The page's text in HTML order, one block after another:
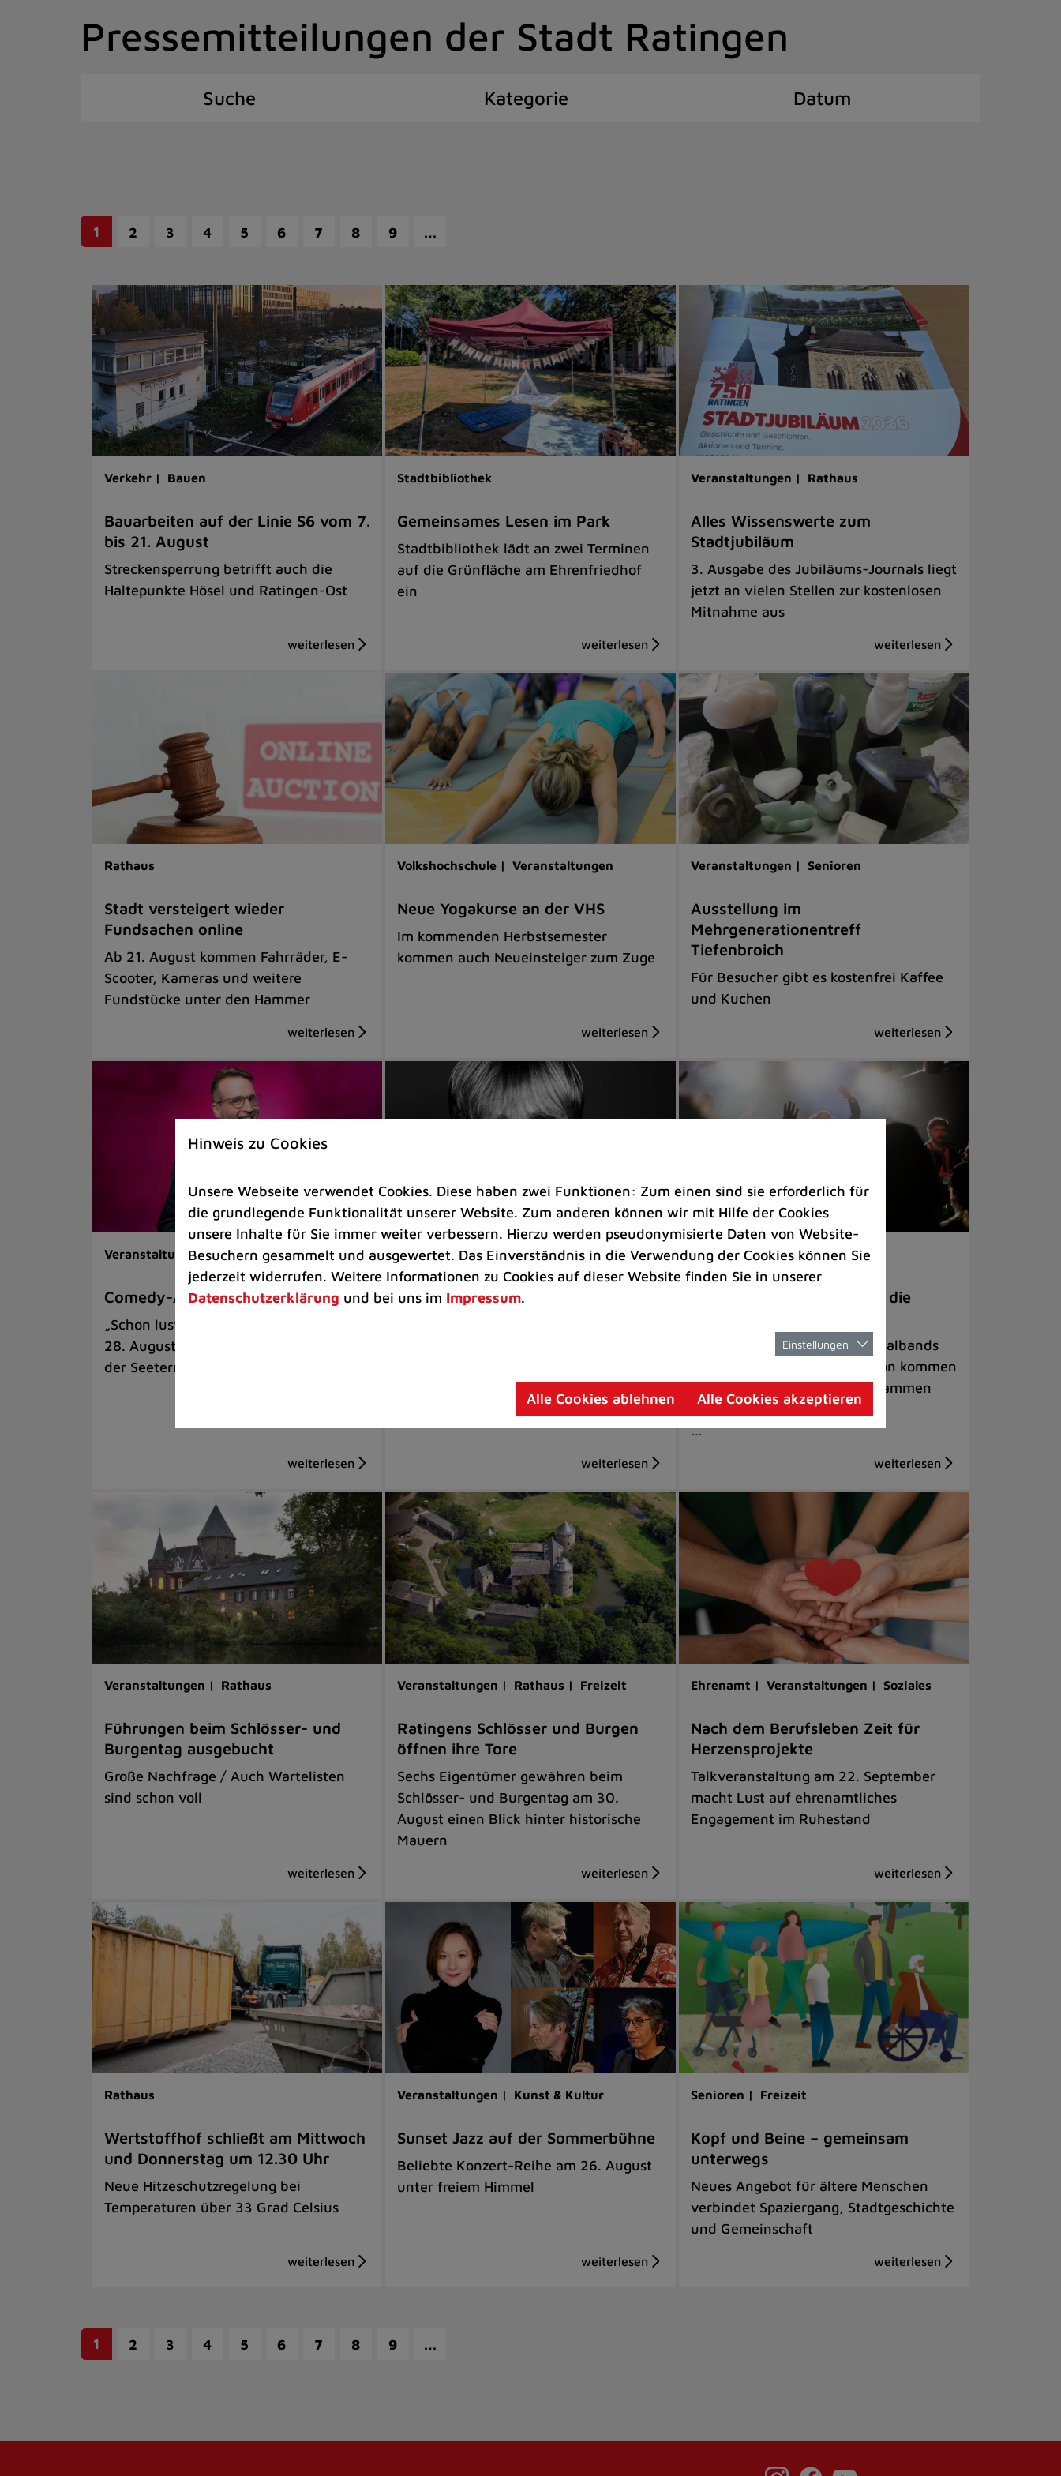
Pressemitteilungen der Stadt Ratingen
Suche Kategorie Datum
1 2 3 4 5 6 7 8 9 …
Verkehr | Bauen
Bauarbeiten auf der Linie S6 vom 7.
bis 21. August
Streckensperrung betrifft auch die
Haltepunkte Hösel und Ratingen-Ost
Stadtbibliothek
Gemeinsames Lesen im Park
Stadtbibliothek lädt an zwei Terminen
auf die Grünfläche am Ehrenfriedhof
ein
Veranstaltungen | Rathaus
Alles Wissenswerte zum
Stadtjubiläum
3. Ausgabe des Jubiläums-Journals liegt
jetzt an vielen Stellen zur kostenlosen
Mitnahme aus
Rathaus
Stadt versteigert wieder
Fundsachen online
Ab 21. August kommen Fahrräder, E-
Scooter, Kameras und weitere
Fundstücke unter den Hammer
Volkshochschule | Veranstaltungen
Neue Yogakurse an der VHS
Im kommenden Herbstsemester
kommen auch Neueinsteiger zum Zuge
Veranstaltungen | Senioren
Ausstellung im
Mehrgenerationentreff
Tiefenbroich
Für Besucher gibt es kostenfrei Kaffee
und Kuchen
Veranstaltungen | Kunst & Kultur
Comedy-Abend mit Benni Stark
„Schon lustig, wenn’s witzig ist!“ am
28. August auf der Sommerbühne an
der Seeterrasse
Veranstaltungen
Kultkicker Ansgar Brinkmann
Veranstaltungen
„Manege Madness“ bringt die
Internationale Rock- und Metalbands
und starke Acts aus der Region kommen
am 17. Oktober in Lintorf zusammen
…
Veranstaltungen | Rathaus
Führungen beim Schlösser- und
Burgentag ausgebucht
Große Nachfrage / Auch Wartelisten
sind schon voll
Veranstaltungen | Rathaus | Freizeit
Ratingens Schlösser und Burgen
öffnen ihre Tore
Sechs Eigentümer gewähren beim
Schlösser- und Burgentag am 30.
August einen Blick hinter historische
Mauern
Ehrenamt | Veranstaltungen | Soziales
Nach dem Berufsleben Zeit für
Herzensprojekte
Talkveranstaltung am 22. September
macht Lust auf ehrenamtliches
Engagement im Ruhestand
Rathaus
Wertstoffhof schließt am Mittwoch
und Donnerstag um 12.30 Uhr
Neue Hitzeschutzregelung bei
Temperaturen über 33 Grad Celsius
Veranstaltungen | Kunst & Kultur
Sunset Jazz auf der Sommerbühne
Beliebte Konzert-Reihe am 26. August
unter freiem Himmel
Senioren | Freizeit
Kopf und Beine – gemeinsam
unterwegs
Neues Angebot für ältere Menschen
verbindet Spaziergang, Stadtgeschichte
und Gemeinschaft
1 2 3 4 5 6 7 8 9 …
Hinweis zu Cookies
Unsere Webseite verwendet Cookies. Diese haben zwei Funktionen: Zum einen sind sie erforderlich für
die grundlegende Funktionalität unserer Website. Zum anderen können wir mit Hilfe der Cookies
unsere Inhalte für Sie immer weiter verbessern. Hierzu werden pseudonymisierte Daten von Website-
Besuchern gesammelt und ausgewertet. Das Einverständnis in die Verwendung der Cookies können Sie
jederzeit widerrufen. Weitere Informationen zu Cookies auf dieser Website finden Sie in unserer
Datenschutzerklärung und bei uns im Impressum.
Einstellungen
Alle Cookies ablehnen Alle Cookies akzeptieren